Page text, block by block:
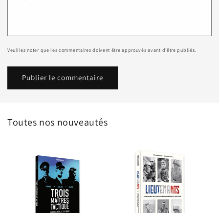
Veuillez noter que les commentaires doivent être approuvés avant d'être publiés.
Toutes nos nouveautés